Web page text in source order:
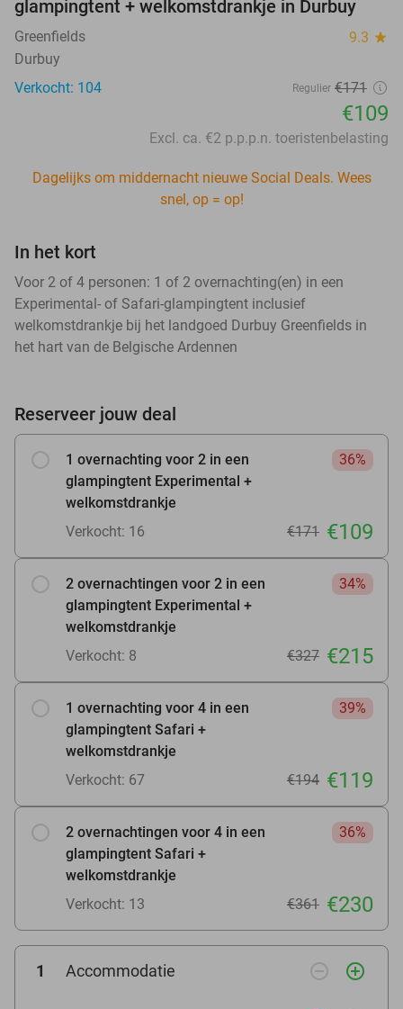
glampingtent + welkomstdrankje in Durbuy
Greenfields 9.3 star
Durbuy
Verkocht: 104
Regulier €171
€109
Excl. ca. €2 p.p.p.n. toeristenbelasting
Dagelijks om middernacht nieuwe Social Deals. Wees
snel, op = op!
In het kort
Voor 2 of 4 personen: 1 of 2 overnachting(en) in een
Experimental- of Safari-glampingtent inclusief
welkomstdrankje bij het landgoed Durbuy Greenfields in
het hart van de Belgische Ardennen
Reserveer jouw deal
1 overnachting voor 2 in een
glampingtent Experimental +
welkomstdrankje
36%
Verkocht: 16 €171 €109
2 overnachtingen voor 2 in een
glampingtent Experimental +
welkomstdrankje
34%
Verkocht: 8 €327 €215
1 overnachting voor 4 in een
glampingtent Safari +
welkomstdrankje
39%
Verkocht: 67 €194 €119
2 overnachtingen voor 4 in een
glampingtent Safari +
welkomstdrankje
36%
Verkocht: 13 €361 €230
1 Accommodatie remove_circle_outline add_circle_outline